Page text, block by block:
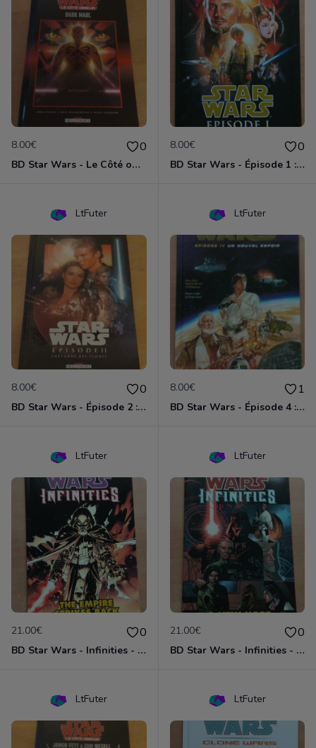
8.00€ 0
BD Star Wars - Le Côté obscur T02 - Dark Maul
8.00€ 0
BD Star Wars - Épisode 1 : la menace fantôme
LtFuter
8.00€ 0
BD Star Wars - Épisode 2 : l'attaque des clones
LtFuter
8.00€ 1
BD Star Wars - Épisode 4 : Un nouvel espoir
LtFuter
21.00€ 0
BD Star Wars - Infinities - The Empire Strike Back (VO)
LtFuter
21.00€ 0
BD Star Wars - Infinities - A New Hope (VO)
LtFuter LtFuter